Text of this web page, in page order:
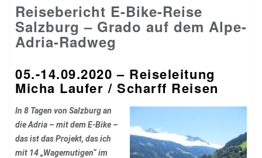
Reisebericht E-Bike-Reise
Salzburg – Grado auf dem Alpe-
Adria-Radweg
05.-14.09.2020 – Reiseleitung
Micha Laufer / Scharff Reisen
In 8 Tagen von Salzburg an
die Adria – mit dem E-Bike –
das ist das Projekt, das ich
mit 14 „Wagemutigen“ im